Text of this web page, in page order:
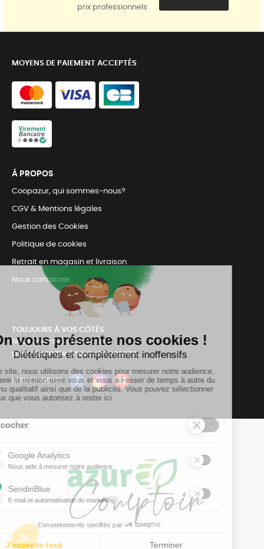
prix professionnels
MOYENS DE PAIEMENT ACCEPTÉS
Á PROPOS
Coopazur, qui sommes-nous?
CGV & Mentions légales
Gestion des Cookies
Politique de cookies
Retrait en magasin et livraison
Nous contacter
TOUJOURS Á VOS CÔTÉS
Nous sommes connectés
pour répondre à tous vos besoins
SUIVEZ-NOUS